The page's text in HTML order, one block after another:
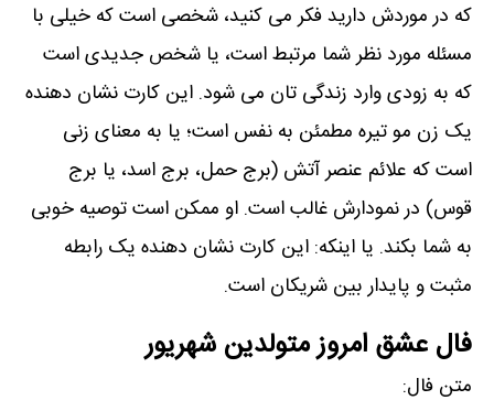
که در موردش دارید فکر می کنید، شخصی است که خیلی با
مسئله مورد نظر شما مرتبط است، یا شخص جدیدی است
که به زودی وارد زندگی تان می شود. این کارت نشان دھنده
یک زن مو تیره مطمئن به نفس است؛ یا به معنای زنی
است که علائم عنصر آتش (برج حمل، برج اسد، یا برج
قوس) در نمودارش غالب است. او ممکن است توصیه خوبی
به شما بکند. یا اینکه: این کارت نشان دھنده یک رابطه
مثبت و پایدار بین شریکان است.
فال عشق امروز متولدین شهریور
متن فال: